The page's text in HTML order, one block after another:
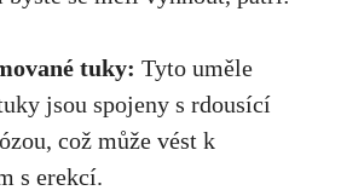
tuky: Tyto uměle
jsou spojeny s rdousící
což může vést k
s erekcí.